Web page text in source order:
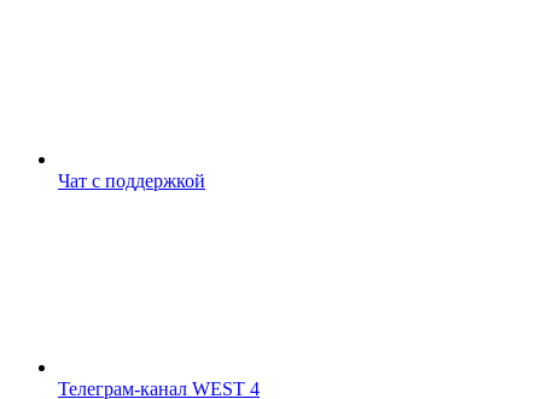
Чат с поддержкой
Телеграм-канал WEST 4